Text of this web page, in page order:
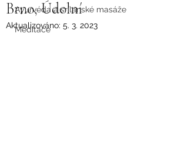
Ayurvéda a srílanské masáže
Meditace
Brno, Údolní
Aktualizováno: 5. 3. 2023